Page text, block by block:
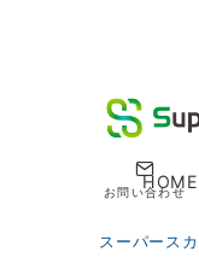
お問い合わせ
HOME
スーパース